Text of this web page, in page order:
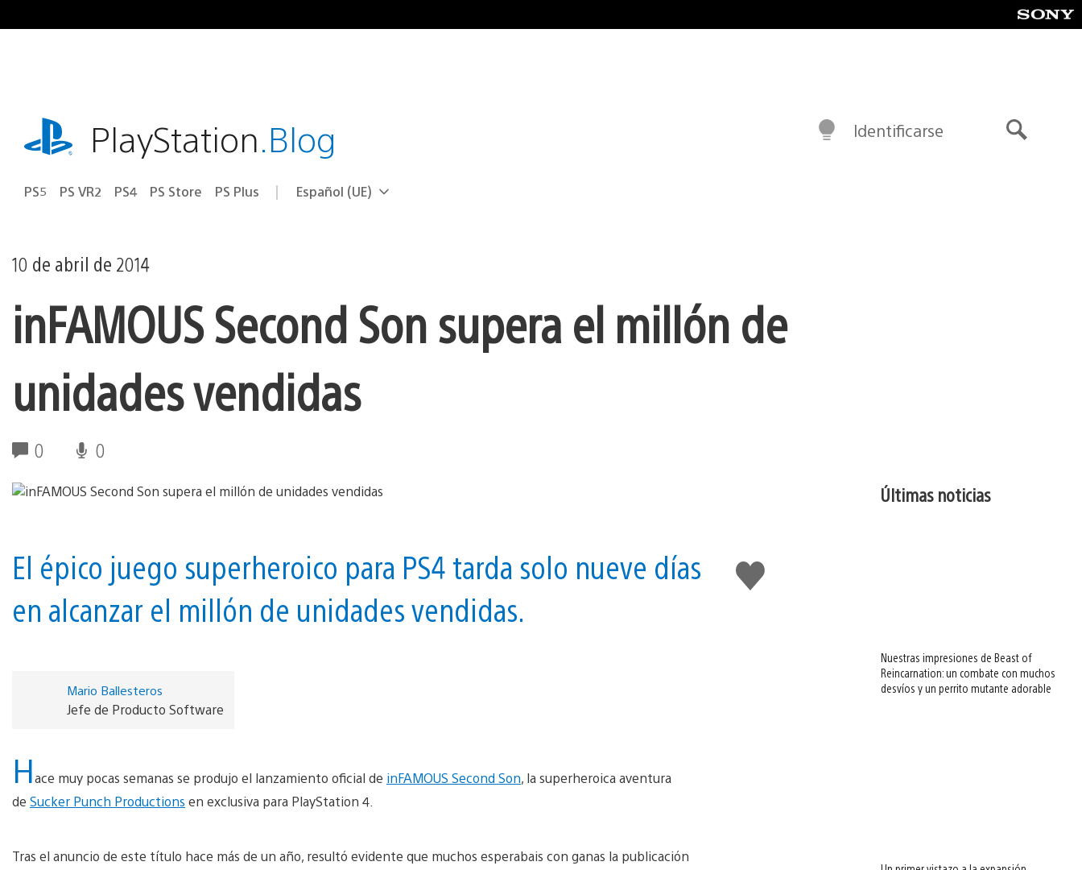
al
playstation.comPlayStation.Blog
PS5 PS VR2 PS4 PS Store PS Plus Selecciona
Región
Español (UE)
Identificarse
10 de abril de 2014
inFAMOUS Second Son supera el millón de
unidades vendidas
0 0
Me
gusta
El épico juego superheroico para PS4 tarda solo nueve días
en alcanzar el millón de unidades vendidas.
Mario Ballesteros
Jefe de Producto Software
Hace muy pocas semanas se produjo el lanzamiento oficial de inFAMOUS Second Son, la superheroica aventura
de Sucker Punch Productions en exclusiva para PlayStation 4.
Tras el anuncio de este título hace más de un año, resultó evidente que muchos esperabais con ganas la publicación
Últimas noticias
Nuestras impresiones de Beast of
Reincarnation: un combate con muchos
desvíos y un perrito mutante adorable